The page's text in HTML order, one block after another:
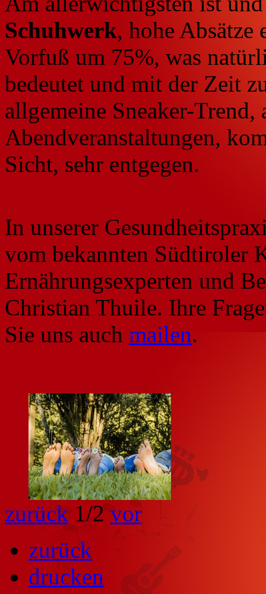
Schuhwerk, hohe Absätze
Vorfuß um 75%, was
bedeutet und mit der Zeit
allgemeine Sneaker-
Abendveranstaltungen,
Sicht, sehr entgegen.
In unserer
vom bekannten Südtiroler
Ernährungsexperten und
Christian Thuile. Ihre
Sie uns auch mailen.
zurück 1/2 vor
zurück
drucken